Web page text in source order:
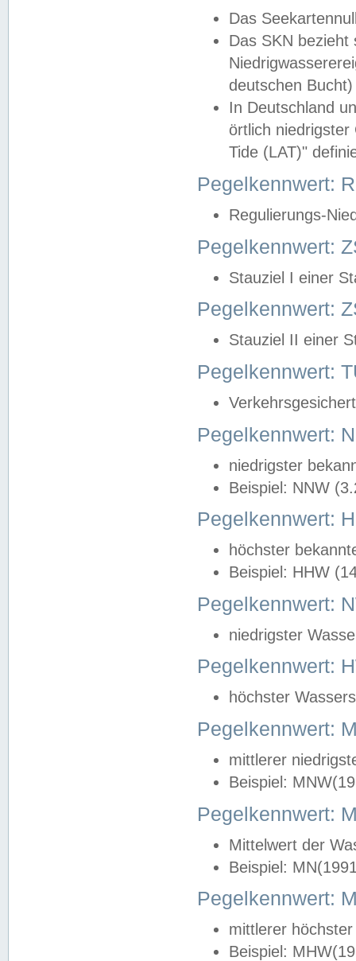
Das
Das SKN
deutschen
In Deutschland
örtlich
Tide (LAT)"
Pegelkennwert:
Regulierungs-
Pegelkennwert:
Stauziel I einer
Pegelkennwert:
Stauziel II einer
Pegelkennwert:
Pegelkennwert:
niedrigster
Beispiel: NNW
Pegelkennwert:
höchster
Beispiel: HHW
Pegelkennwert:
niedrigster
Pegelkennwert:
höchster
Pegelkennwert:
mittlerer
Beispiel:
Pegelkennwert:
Mittelwert der
Beispiel:
Pegelkennwert:
mittlerer
Beispiel: